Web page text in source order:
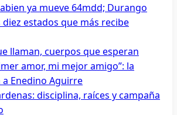
ya mueve 64mdd; Durango
estados que más recibe
llaman, cuerpos que esperan
amor, mi mejor amigo”: la
Enedino Aguirre
disciplina, raíces y campaña